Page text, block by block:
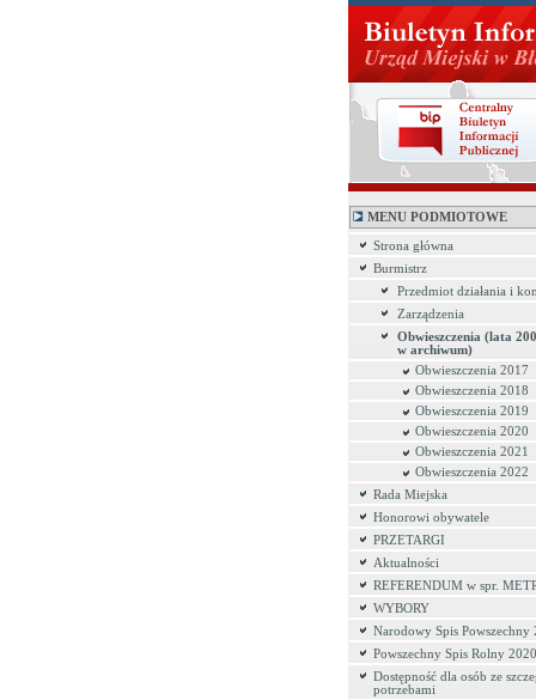
MENU PODMIOTOWE
Strona główna
Burmistrz
Przedmiot działania i
Zarządzenia
Obwieszczenia (lata
w archiwum)
Obwieszczenia 2017
Obwieszczenia 2018
Obwieszczenia 2019
Obwieszczenia 2020
Obwieszczenia 2021
Obwieszczenia 2022
Rada Miejska
Honorowi obywatele
PRZETARGI
Aktualności
REFERENDUM w spr.
WYBORY
Narodowy Spis Powszechny
Powszechny Spis Rolny 2020
Dostępność dla osób ze
potrzebami